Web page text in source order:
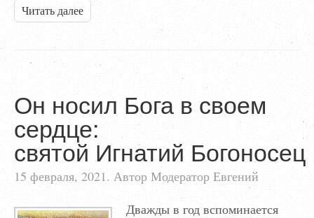
Читать далее
Он носил Бога в своем
сердце:
святой Игнатий Богоносец
15 февраля, 2021. Автор Модератор Евгений
Дважды в год вспоминается